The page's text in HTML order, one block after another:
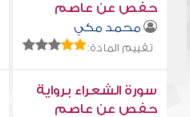
حفص عن عاصم
محمد مكي
تقييم المادة:
سورة الشعراء برواية
حفص عن عاصم